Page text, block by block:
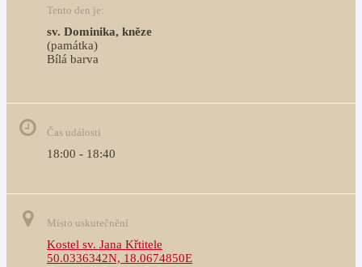
Tento den je:
sv. Dominika, kněze
(památka)
Bílá barva
Čas události
18:00 - 18:40
Místo uskutečnění
Kostel sv. Jana Křtitele
50.0336342N, 18.0674850E